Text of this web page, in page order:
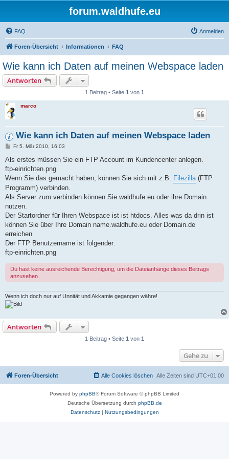
forum.waldhufe.eu
FAQ Anmelden
Foren-Übersicht Informationen FAQ
Wie kann ich Daten auf meinen Webspace laden
Antworten
1 Beitrag • Seite 1 von 1
marco
Wie kann ich Daten auf meinen Webspace laden
B
i
r
a
Fr 5. Mär 2010, 16:03
Als erstes müssen Sie ein FTP Account im Kundencenter anlegen.
ftp-einrichten.png
Wenn Sie das gemacht haben, können Sie sich mit z.B. Filezilla(FTP
Programm) verbinden.
Als Server zum verbinden können Sie waldhufe.eu oder ihre Domain
nutzen.
Der Startordner für Ihren Webspace ist ist htdocs. Alles was da drin ist
können Sie über Ihre Domain name.waldhufe.eu oder Domain.de
erreichen.
Der FTP Benutzername ist folgender:
ftp-einrichten.png
Du hast keine ausreichende Berechtigung, um die Dateianhänge dieses Beitrags
anzusehen.
Wenn ich doch nur auf Unnität und Akkamie gegangen währe!
Antworten
1 Beitrag • Seite 1 von 1
Gehe zu
Foren-Übersicht Alle Zeiten sind UTC+01:00
Alle Cookies löschen
Powered by phpBB® Forum Software © phpBB Limited
Deutsche Übersetzung durch phpBB.de
Datenschutz| Nutzungsbedingungen